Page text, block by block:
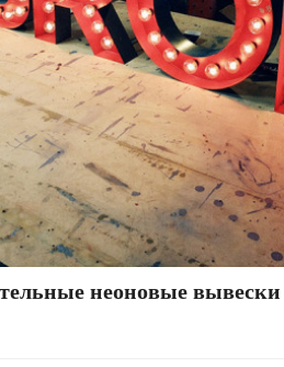
неоновые вывески